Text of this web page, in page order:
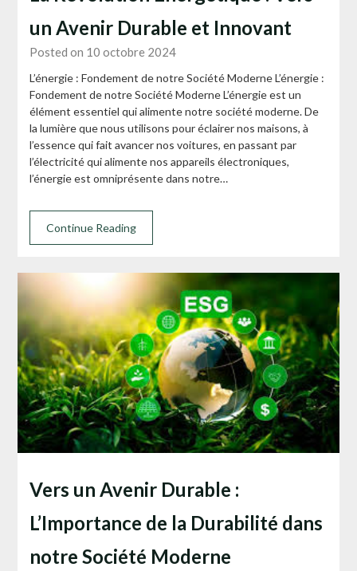
un Avenir Durable et Innovant
Posted on 10 octobre 2024
L’énergie : Fondement de notre Société Moderne L’énergie :
Fondement de notre Société Moderne L’énergie est un
élément essentiel qui alimente notre société moderne. De
la lumière que nous utilisons pour éclairer nos maisons, à
l’essence qui fait avancer nos voitures, en passant par
l’électricité qui alimente nos appareils électroniques,
l’énergie est omniprésente dans notre…
Continue Reading
Vers un Avenir Durable :
L’Importance de la Durabilité dans
notre Société Moderne